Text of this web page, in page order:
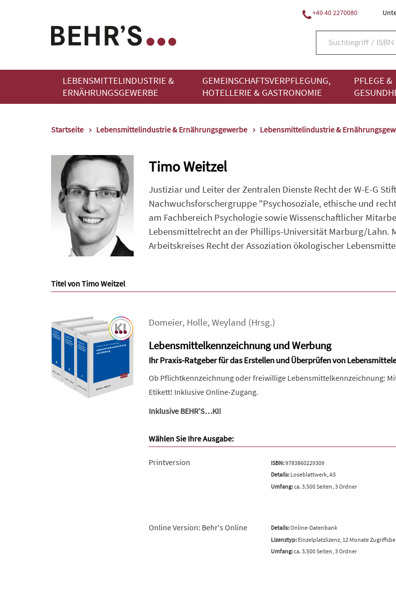
+49 40 2270080
LEBENSMITTELINDUSTRIE &
ERNÄHRUNGSGEWERBE
GEMEINSCHAFTSVERPFLEGUNG,
HOTELLERIE & GASTRONOMIE
PFLEGE &
Startseite Lebensmittelindustrie & Ernährungsgewerbe Lebensmittelindustrie &
Timo Weitzel
Justiziar und Leiter der Zentralen Dienste Recht der W-E-G
Nachwuchsforschergruppe "Psychosoziale, ethische und
am Fachbereich Psychologie sowie Wissenschaftlicher
Lebensmittelrecht an der Phillips-Universität Marburg/Lahn.
Arbeitskreises Recht der Assoziation ökologischer
Titel von Timo Weitzel
Domeier, Holle, Weyland (Hrsg.)
Lebensmittelkennzeichnung und Werbung
Ihr Praxis-Ratgeber für das Erstellen und Überprüfen von
Ob Pflichtkennzeichnung oder freiwillige Lebensmittelkennzeichnung:
Etikett! Inklusive Online-Zugang.
Inklusive BEHR’S…KI!
Wählen Sie Ihre Ausgabe:
Printversion ISBN:9783860229309
Details:Loseblattwerk, A5
Umfang:ca. 3.500 Seiten, 3 Ordner
Online Version: Behr's Online Details:Online-Datenbank
Lizenztyp:Einzelplatzlizenz, 12 Monate
Umfang:ca. 3.500 Seiten, 3 Ordner